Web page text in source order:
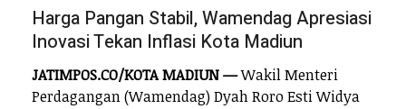
Harga Pangan Stabil, Wamendag Apresiasi
Inovasi Tekan Inflasi Kota Madiun
JATIMPOS.CO/KOTA MADIUN —Wakil Menteri
Perdagangan (Wamendag) Dyah Roro Esti Widya